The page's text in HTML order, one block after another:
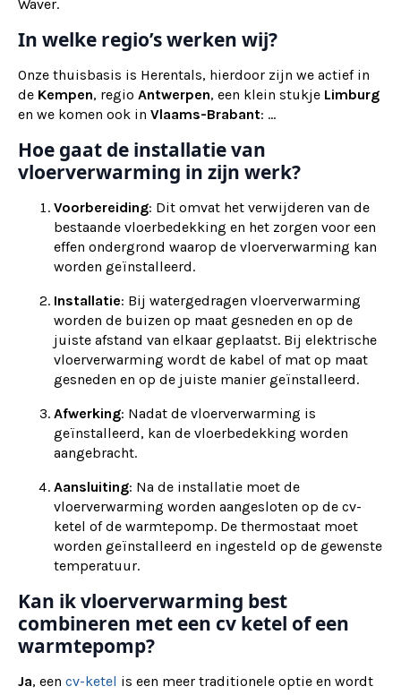
Waver.
In welke regio’s werken wij?
Onze thuisbasis is Herentals, hierdoor zijn we actief in
de Kempen, regio Antwerpen, een klein stukje Limburg
en we komen ook in Vlaams-Brabant: ...
Hoe gaat de installatie van
vloerverwarming in zijn werk?
Voorbereiding: Dit omvat het verwijderen van de
bestaande vloerbedekking en het zorgen voor een
effen ondergrond waarop de vloerverwarming kan
worden geïnstalleerd.
Installatie: Bij watergedragen vloerverwarming
worden de buizen op maat gesneden en op de
juiste afstand van elkaar geplaatst. Bij elektrische
vloerverwarming wordt de kabel of mat op maat
gesneden en op de juiste manier geïnstalleerd.
Afwerking: Nadat de vloerverwarming is
geïnstalleerd, kan de vloerbedekking worden
aangebracht.
Aansluiting: Na de installatie moet de
vloerverwarming worden aangesloten op de cv-
ketel of de warmtepomp. De thermostaat moet
worden geïnstalleerd en ingesteld op de gewenste
temperatuur.
Kan ik vloerverwarming best
combineren met een cv ketel of een
warmtepomp?
Ja, een cv-ketel is een meer traditionele optie en wordt